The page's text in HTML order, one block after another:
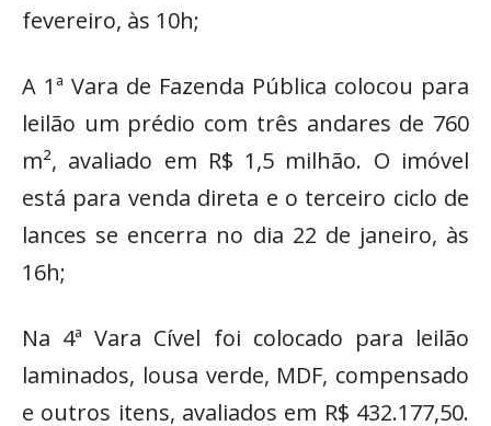
fevereiro, às 10h;
A 1ª Vara de Fazenda Pública colocou para
leilão um prédio com três andares de 760
m², avaliado em R$ 1,5 milhão. O imóvel
está para venda direta e o terceiro ciclo de
lances se encerra no dia 22 de janeiro, às
16h;
Na 4ª Vara Cível foi colocado para leilão
laminados, lousa verde, MDF, compensado
e outros itens, avaliados em R$ 432.177,50.